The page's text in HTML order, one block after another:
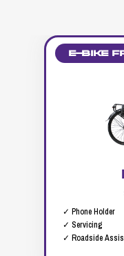
E-Bike
✓ Phone Holder
✓ Servicing
✓ Roadside